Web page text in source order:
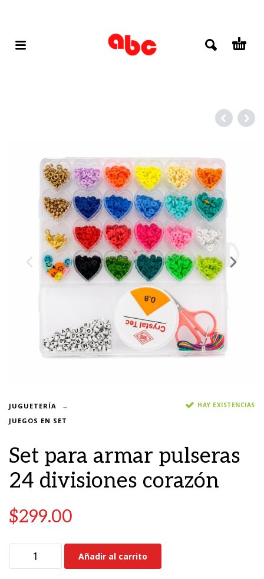
JUGUETERÍA
JUEGOS EN SET
HAY EXISTENCIAS
Set para armar pulseras
24 divisiones corazón
$299.00
Añadir al carrito